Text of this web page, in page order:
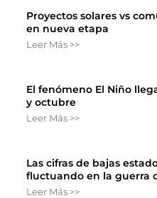
Proyectos solares vs
en nueva etapa
Leer Más >>
El fenómeno El Niño
y octubre
Leer Más >>
Las cifras de bajas
fluctuando en la guerra
Leer Más >>